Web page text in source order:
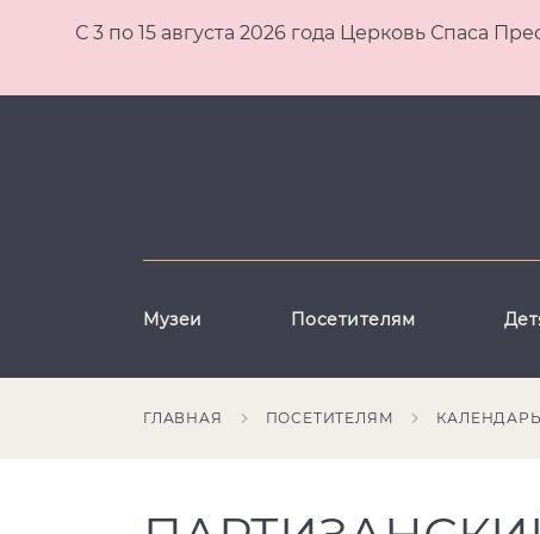
С 3 по 15 августа 2026 года Церковь Спаса
Музеи Посетителям
ГЛАВНАЯ ПОСЕТИТЕЛЯМ